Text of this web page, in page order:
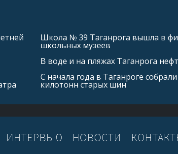
Школа № 39 Таганрога вышла в
школьных музеев
В воде и на пляжах Таганрога
С начала года в Таганроге
килотонн старых шин
ИНТЕРВЬЮ НОВОСТИ